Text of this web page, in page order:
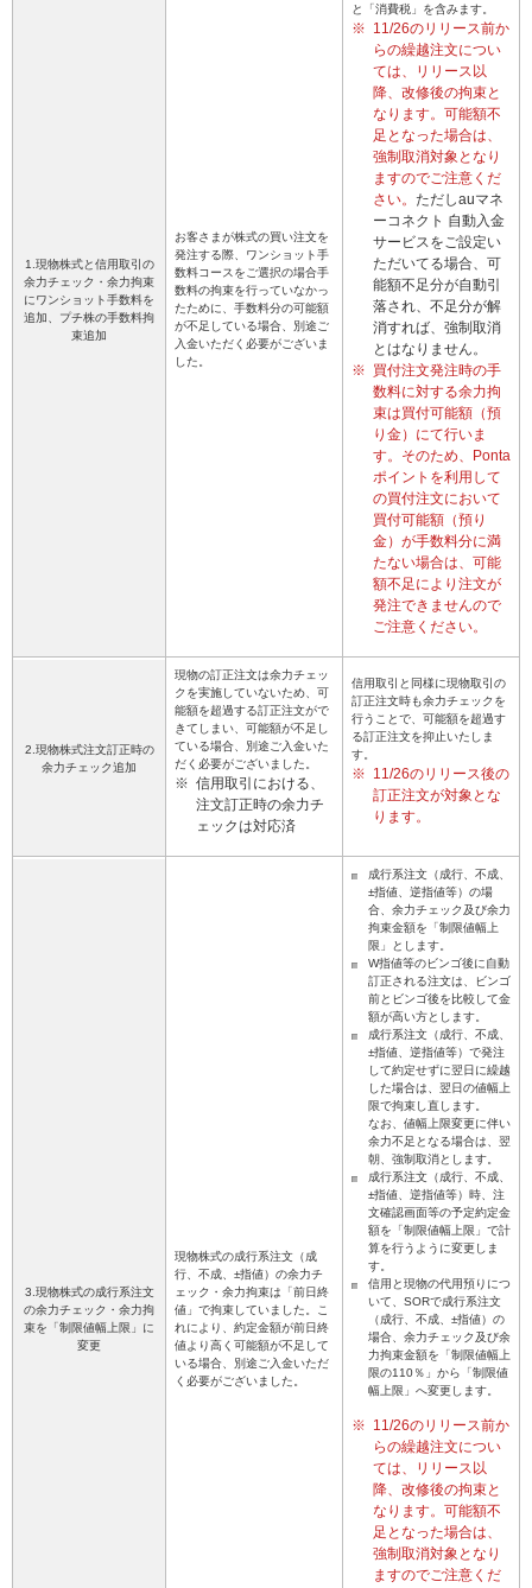
1.現物株式と信用取引の
余力チェック・余力拘束
にワンショット手数料を
追加、プチ株の手数料拘
束追加
お客さまが株式の買い注文を
発注する際、ワンショット手
数料コースをご選択の場合手
数料の拘束を行っていなかっ
たために、手数料分の可能額
が不足している場合、別途ご
入金いただく必要がございま
した。
と「消費税」を含みます。
※ 11/26のリリース前か
らの繰越注文につい
ては、リリース以
降、改修後の拘束と
なります。可能額不
足となった場合は、
強制取消対象となり
ますのでご注意くだ
さい。 ただしauマネ
ーコネクト 自動入金
サービスをご設定い
ただいてる場合、可
能額不足分が自動引
落され、不足分が解
消すれば、強制取消
とはなりません。
※ 買付注文発注時の手
数料に対する余力拘
束は買付可能額（預
り金）にて行いま
す。そのため、Ponta
ポイントを利用して
の買付注文において
買付可能額（預り
金）が手数料分に満
たない場合は、可能
額不足により注文が
発注できませんので
ご注意ください。
2.現物株式注文訂正時の
余力チェック追加
現物の訂正注文は余力チェッ
クを実施していないため、可
能額を超過する訂正注文がで
きてしまい、可能額が不足し
ている場合、別途ご入金いた
だく必要がございました。
※ 信用取引における、
注文訂正時の余力チ
ェックは対応済
信用取引と同様に現物取引の
訂正注文時も余力チェックを
行うことで、可能額を超過す
る訂正注文を抑止いたしま
す。
※ 11/26のリリース後の
訂正注文が対象とな
ります。
3.現物株式の成行系注文
の余力チェック・余力拘
束を「制限値幅上限」に
変更
現物株式の成行系注文（成
行、不成、±指値）の余力チ
ェック・余力拘束は「前日終
値」で拘束していました。こ
れにより、約定金額が前日終
値より高く可能額が不足して
いる場合、別途ご入金いただ
く必要がございました。
成行系注文（成行、不成、
±指値、逆指値等）の場
合、余力チェック及び余力
拘束金額を「制限値幅上
限」とします。
W指値等のビンゴ後に自動
訂正される注文は、ビンゴ
前とビンゴ後を比較して金
額が高い方とします。
成行系注文（成行、不成、
±指値、逆指値等）で発注
して約定せずに翌日に繰越
した場合は、翌日の値幅上
限で拘束し直します。
なお、値幅上限変更に伴い
余力不足となる場合は、翌
朝、強制取消とします。
成行系注文（成行、不成、
±指値、逆指値等）時、注
文確認画面等の予定約定金
額を「制限値幅上限」で計
算を行うように変更しま
す。
信用と現物の代用預りにつ
いて、SORで成行系注文
（成行、不成、±指値）の
場合、余力チェック及び余
力拘束金額を「制限値幅上
限の110％」から「制限値
幅上限」へ変更します。
※ 11/26のリリース前か
らの繰越注文につい
ては、リリース以
降、改修後の拘束と
なります。可能額不
足となった場合は、
強制取消対象となり
ますのでご注意くだ